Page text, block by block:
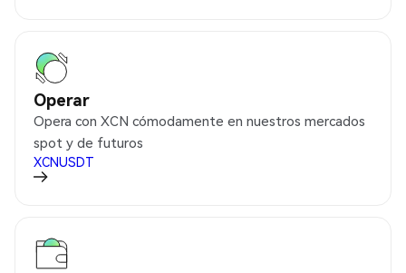
Operar
Opera con XCN cómodamente en nuestros mercados
spot y de futuros
XCNUSDT